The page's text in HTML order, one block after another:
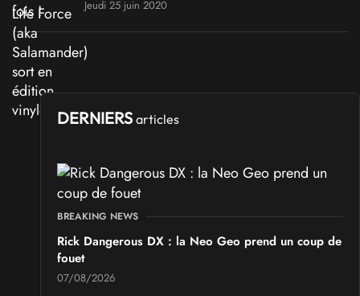
Jeudi 25 juin 2020
DERNIERS articles
BREAKING NEWS
Rick Dangerous DX : la Neo Geo prend un coup de
fouet
07/08/2026